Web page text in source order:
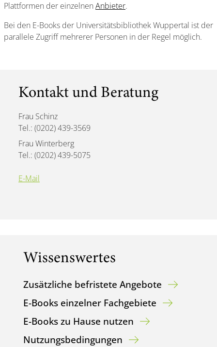
Plattformen der einzelnen Anbieter.
Bei den E-Books der Universitätsbibliothek Wuppertal ist der
parallele Zugriff mehrerer Personen in der Regel möglich.
Kontakt und Beratung
Frau Schinz
Tel.: (0202) 439-3569
Frau Winterberg
Tel.: (0202) 439-5075
E-Mail
Wissenswertes
Zusätzliche befristete Angebote
E-Books einzelner Fachgebiete
E-Books zu Hause nutzen
Nutzungsbedingungen